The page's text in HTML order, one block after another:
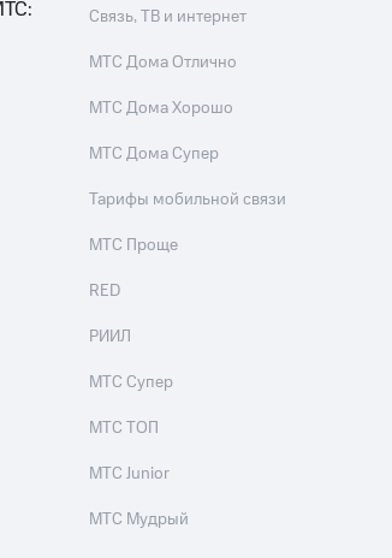
Связь, ТВ и интернет
МТС Дома Отлично
МТС Дома Хорошо
МТС Дома Супер
Тарифы мобильной связи
МТС Проще
RED
РИИЛ
МТС Супер
МТС ТОП
МТС Junior
МТС Мудрый